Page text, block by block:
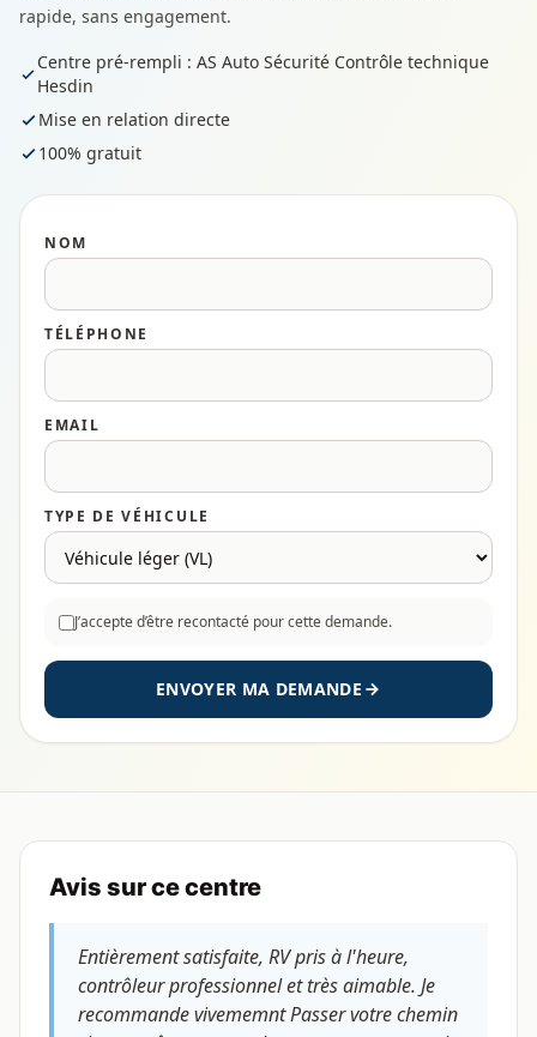
rapide, sans engagement.
Centre pré-rempli : AS Auto Sécurité Contrôle technique
Hesdin
Mise en relation directe
100% gratuit
NOM
TÉLÉPHONE
EMAIL
TYPE DE VÉHICULE
J’accepte d’être recontacté pour cette demande.
ENVOYER MA DEMANDE
Avis sur ce centre
Entièrement satisfaite, RV pris à l'heure,
contrôleur professionnel et très aimable. Je
recommande vivememnt Passer votre chemin